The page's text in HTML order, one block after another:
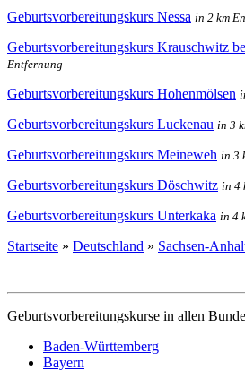
Geburtsvorbereitungskurs Nessa in 2 km
Geburtsvorbereitungskurs Krauschwitz
Entfernung
Geburtsvorbereitungskurs Hohenmölsen
Geburtsvorbereitungskurs Luckenau in 3
Geburtsvorbereitungskurs Meineweh in 3
Geburtsvorbereitungskurs Döschwitz in 4
Geburtsvorbereitungskurs Unterkaka in 4
Startseite » Deutschland » Sachsen-
Geburtsvorbereitungskurse in allen
Baden-Württemberg
Bayern